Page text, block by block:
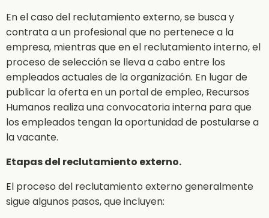
En el caso del reclutamiento externo, se busca y
contrata a un profesional que no pertenece a la
empresa, mientras que en el reclutamiento interno, el
proceso de selección se lleva a cabo entre los
empleados actuales de la organización. En lugar de
publicar la oferta en un portal de empleo, Recursos
Humanos realiza una convocatoria interna para que
los empleados tengan la oportunidad de postularse a
la vacante.
Etapas del reclutamiento externo.
El proceso del reclutamiento externo generalmente
sigue algunos pasos, que incluyen: